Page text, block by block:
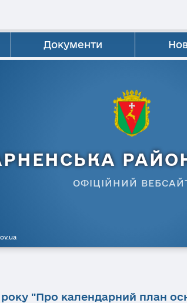
Документи
ОФІЦІЙНИЙ
"Про календарний план